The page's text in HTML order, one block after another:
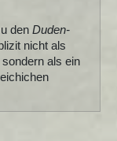
den Duden-
nicht als
als ein